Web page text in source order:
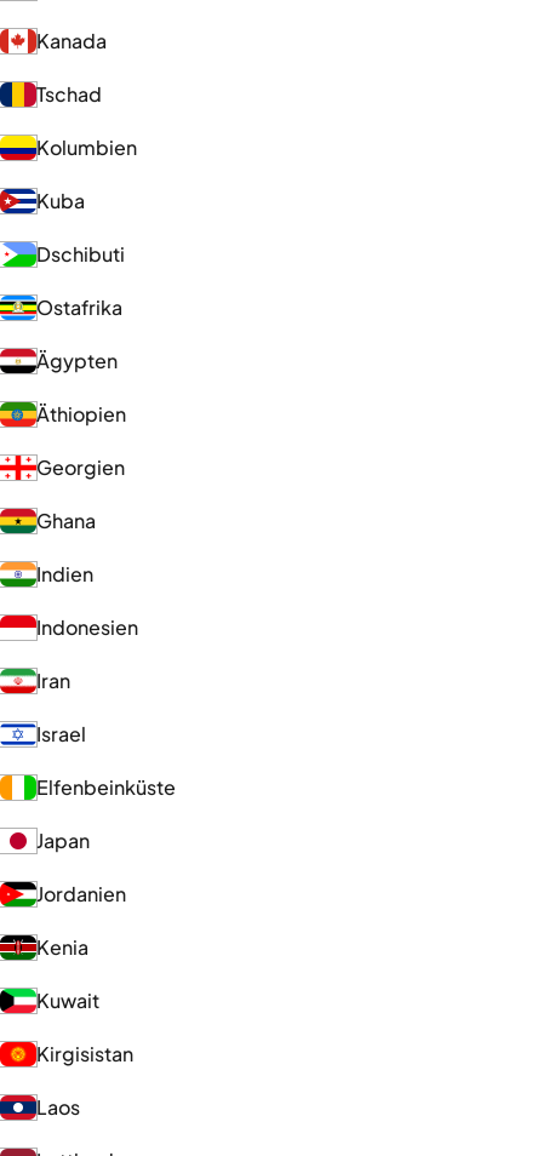
Kanada
Tschad
Kolumbien
Kuba
Dschibuti
Ostafrika
Ägypten
Äthiopien
Georgien
Ghana
Indien
Indonesien
Iran
Israel
Elfenbeinküste
Japan
Jordanien
Kenia
Kuwait
Kirgisistan
Laos